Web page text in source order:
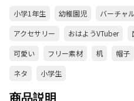
小学1年生 幼稚園児 バーチャ
アクセサリー
おはようVTuber
可愛い
フリー素材 机 帽子
ネタ
小学生
商品説明